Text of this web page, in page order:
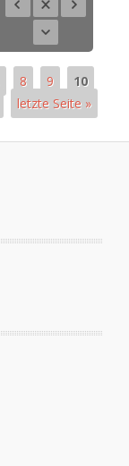
8 9
10
letzte Seite »